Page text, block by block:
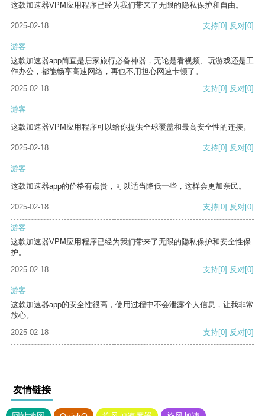
这款加速器VPM应用程序已经为我们带来了无限的隐私保护和自由。
2025-02-18 支持[0] 反对[0]
游客
这款加速器app简直是居家旅行必备神器，无论是看视频、玩游戏还是工
作办公，都能畅享高速网络，再也不用担心网速卡顿了。
2025-02-18
支持[0] 反对[0]
游客
这款加速器VPM应用程序可以给你提供全球覆盖和最高安全性的连接。
2025-02-18 支持[0] 反对[0]
游客
这款加速器app的价格有点贵，可以适当降低一些，这样会更加亲民。
2025-02-18 支持[0] 反对[0]
游客
这款加速器VPM应用程序已经为我们带来了无限的隐私保护和安全性保
护。
2025-02-18
支持[0] 反对[0]
游客
这款加速器app的安全性很高，使用过程中不会泄露个人信息，让我非常
放心。
2025-02-18
支持[0] 反对[0]
友情链接